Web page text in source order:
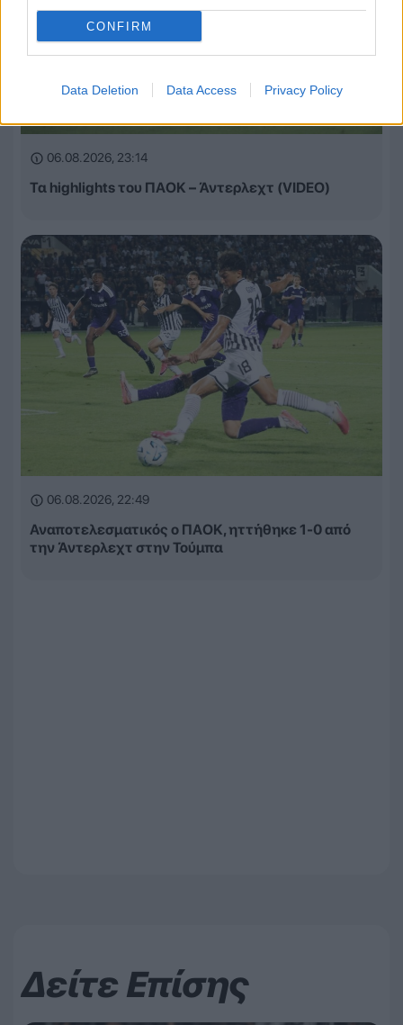
CONFIRM
Data Deletion Data Access Privacy Policy
06.08.2026, 23:14
Τα highlights του ΠΑΟΚ – Άντερλεχτ (VIDEO)
06.08.2026, 22:49
Αναποτελεσματικός ο ΠΑΟΚ, ηττήθηκε 1-0 από
την Άντερλεχτ στην Τούμπα
Δείτε Επίσης